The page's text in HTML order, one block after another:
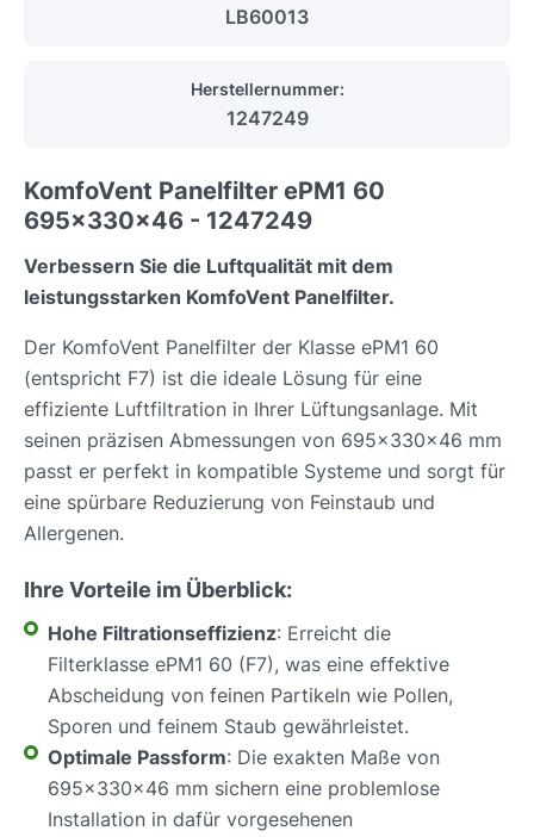
LB60013
Herstellernummer:
1247249
KomfoVent Panelfilter ePM1 60
695x330x46 - 1247249
Verbessern Sie die Luftqualität mit dem
leistungsstarken KomfoVent Panelfilter.
Der KomfoVent Panelfilter der Klasse ePM1 60
(entspricht F7) ist die ideale Lösung für eine
effiziente Luftfiltration in Ihrer Lüftungsanlage. Mit
seinen präzisen Abmessungen von 695x330x46 mm
passt er perfekt in kompatible Systeme und sorgt für
eine spürbare Reduzierung von Feinstaub und
Allergenen.
Ihre Vorteile im Überblick:
Hohe Filtrationseffizienz: Erreicht die
Filterklasse ePM1 60 (F7), was eine effektive
Abscheidung von feinen Partikeln wie Pollen,
Sporen und feinem Staub gewährleistet.
Optimale Passform: Die exakten Maße von
695x330x46 mm sichern eine problemlose
Installation in dafür vorgesehenen